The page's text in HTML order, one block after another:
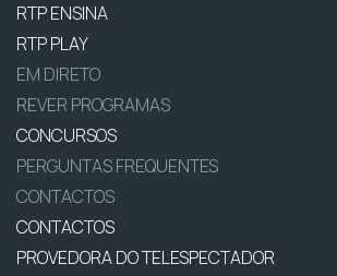
RTP ENSINA
RTP PLAY
EM DIRETO
REVER PROGRAMAS
CONCURSOS
PERGUNTAS FREQUENTES
CONTACTOS
CONTACTOS
PROVEDORA DO TELESPECTADOR